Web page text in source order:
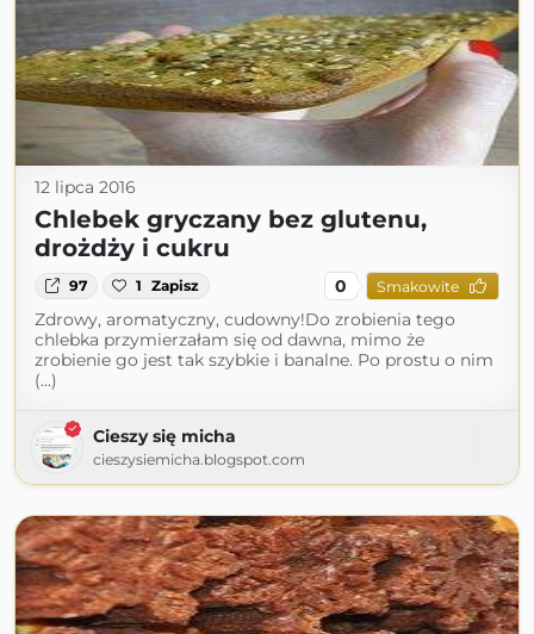
12 lipca 2016
Chlebek gryczany bez glutenu,
drożdży i cukru
97 1 Zapisz 0 Smakowite
Zdrowy, aromatyczny, cudowny!Do zrobienia tego
chlebka przymierzałam się od dawna, mimo że
zrobienie go jest tak szybkie i banalne. Po prostu o nim
(...)
Cieszy się micha
cieszysiemicha.blogspot.com